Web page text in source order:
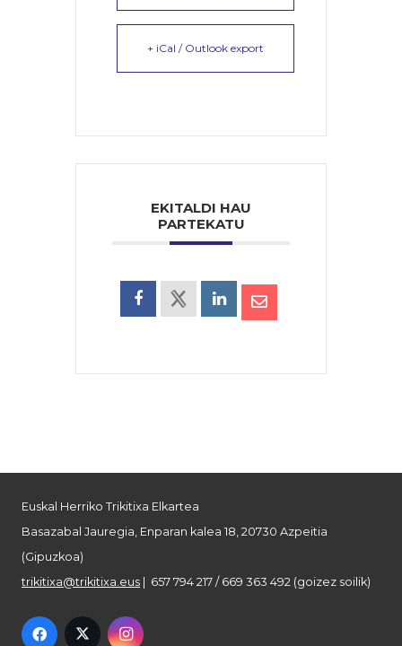
+ iCal / Outlook export
EKITALDI HAU
PARTEKATU
Euskal Herriko Trikitixa Elkartea
Basazabal Jauregia, Enparan kalea 18, 20730 Azpeitia
(Gipuzkoa)
trikitixa@trikitixa.eus | 657 794 217 / 669 363 492 (goizez soilik)